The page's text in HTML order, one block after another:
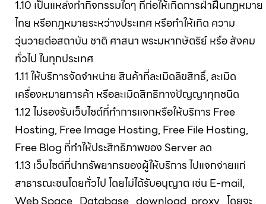
1.10 เป็นแหล่งทำกิจกรรมใดๆ ที่ก่อให้เกิดการฝ่าฝืนกฏหมาย
ไทย หรือกฎหมายระหว่างประเทศ หรือทำให้เกิด ความ
วุ่นวายต่อสถาบัน ชาติ ศาสนา พระมหากษัตริย์ หรือ สังคม
ทั่วไป ในทุกประเทศ
1.11 ให้บริการจัดจำหน่าย สินค้าที่ละเมิดลิขสิทธิ์, ละเมิด
เครื่องหมายการค้า หรือละเมิดสิทธิทางปัญญาทุกชนิด
1.12 ไม่รองรับเว็บไซต์ที่ทำการแจกหรือให้บริการ Free
Hosting, Free Image Hosting, Free File Hosting,
Free Blog ที่ทำให้ประสิทธิภาพของ Server ลด
1.13 เว็บไซต์ที่นำทรัพยากรของผู้ให้บริการ ไปแจกจ่ายแก่
สาธารณะชนโดยทั่วไป โดยไม่ได้รับอนุญาต เช่น E-mail,
Web Space , Database , download, proxy , โดยจะ